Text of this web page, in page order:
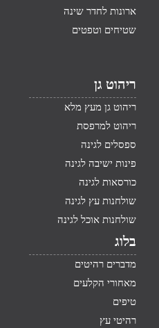
ארונות לחדר שינה
שטיחים וטפטים
ריהוט גן
ריהוט גן מעץ מלא
ריהוט למרפסת
ספסלים לגינה
פינות ישיבה לגינה
כורסאות לגינה
שולחנות עץ לגינה
שולחנות אוכל לגינה
בלוג
מדברים רהיטים
מאחורי הקלעים
טיפים
רהיטי עץ